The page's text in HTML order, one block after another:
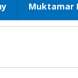
Muktamar